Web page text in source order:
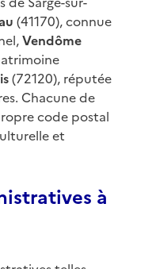
(41170), connue
Vendôme
(72120), réputée
Chacune de
code postal
et
à